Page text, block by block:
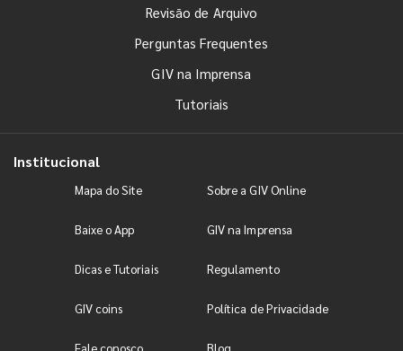
Revisão de Arquivo
Perguntas Frequentes
GIV na Imprensa
Tutoriais
Institucional
Mapa do Site Sobre a GIV Online
Baixe o App GIV na Imprensa
Dicas e Tutoriais Regulamento
GIV coins Política de Privacidade
Fale conosco Blog